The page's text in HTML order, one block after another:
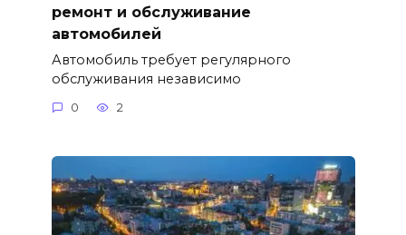
ремонт и обслуживание
автомобилей
Автомобиль требует регулярного
обслуживания независимо
0 2